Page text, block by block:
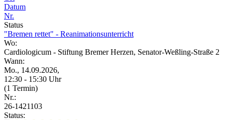
Datum
Nr.
Status
"Bremen rettet" - Reanimationsunterricht
Wo:
Cardiologicum - Stiftung Bremer Herzen, Senator-Weßling-Straße 2
Wann:
Mo., 14.09.2026,
12:30 - 15:30 Uhr
(1 Termin)
Nr.:
26-1421103
Status: